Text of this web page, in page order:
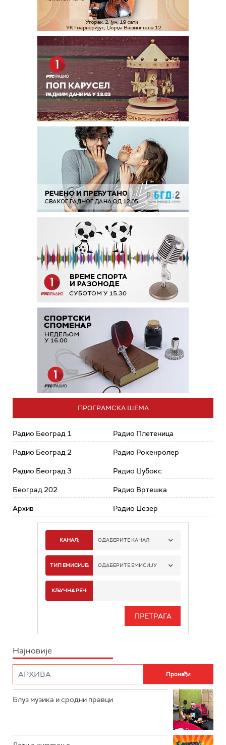
ПРОГРАМСКА ШЕМА
Радио Београд 1
Радио Београд 2
Радио Београд 3
Београд 202
Архив
Радио Плетеница
Радио Рокенролер
Радио Џубокс
Радио Вртешка
Радио Џезер
КАНАЛ: ОДАБЕРИТЕ КАНАЛ
РАДИО БЕОГРАД 1
РАДИО БЕОГРАД 3
РАДИО РОКЕНРОЛЕР
ТИП ЕМИСИЈЕ: ОДАБЕРИТЕ ЕМИСИЈУ
ИНФО
КЉУЧНА РЕЧ:
Најновије
Блуз музика и сродни правци